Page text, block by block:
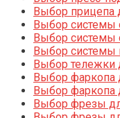
Выбор прицепа
Выбор системы
Выбор системы
Выбор системы
Выбор тележки
Выбор фаркопа
Выбор фаркопа
Выбор фрезы